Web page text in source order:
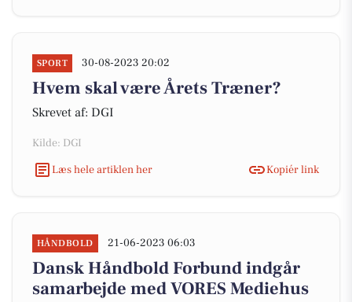
SPORT 30-08-2023 20:02
Hvem skal være Årets Træner?
Skrevet af: DGI
Kilde: DGI
Læs hele artiklen her
Kopiér link
HÅNDBOLD 21-06-2023 06:03
Dansk Håndbold Forbund indgår
samarbejde med VORES Mediehus